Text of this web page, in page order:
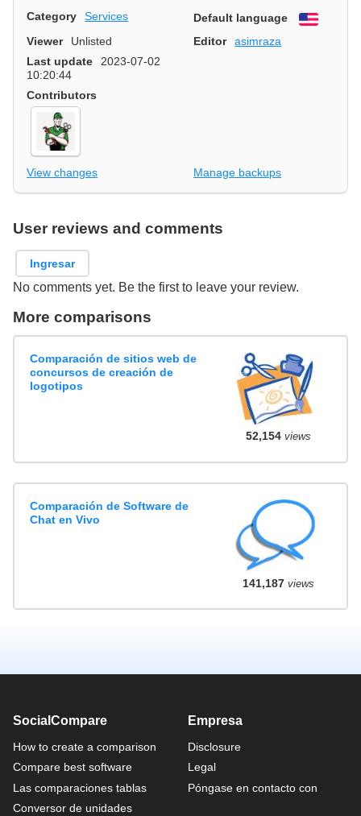
Category Services Default language
English
Viewer
Unlisted Editor
asimraza
Last update
2023-07-02
10:20:44
Contributors
View changes Manage backups
User reviews and comments
Ingresar
No comments yet. Be the first to leave your review.
More comparisons
Comparación de sitios web de
concursos de creación de
logotipos
52,154views
Comparación de Software de
Chat en Vivo
141,187views
SocialCompare
How to create a comparison
Compare best software
Las comparaciones tablas
Conversor de unidades
Empresa
Disclosure
Legal
Póngase en contacto con